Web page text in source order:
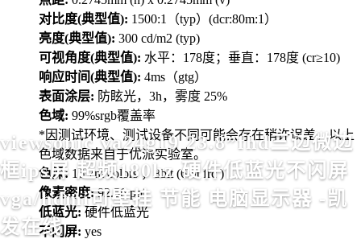
viewsonic va24g19 23.8”fhd三边微边
框ips屏 超频180hz 硬件低蓝光不闪屏
vga/hdmi可壁挂 节能 电脑显示器 -凯
发在线
对比度(典型值): 1500:1（typ）(dcr:80m:1）
亮度(典型值): 300 cd/m2 (typ)
可视角度(典型值): 水平：178度；垂直：178度 (cr≥10)
响应时间(典型值): 4ms（gtg）
表面涂层: 防眩光，3h，雾度 25%
色域: 99%srgb覆盖率
*因测试环境、测试设备不同可能会存在稍许误差，以上
色域数据来自于优派实验室。
色深: 16.7m colors ，8bit (6bit frc )
像素密度:92.56 ppi
低蓝光: 硬件低蓝光
不闪屏: yes